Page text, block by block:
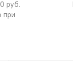
руб.
при